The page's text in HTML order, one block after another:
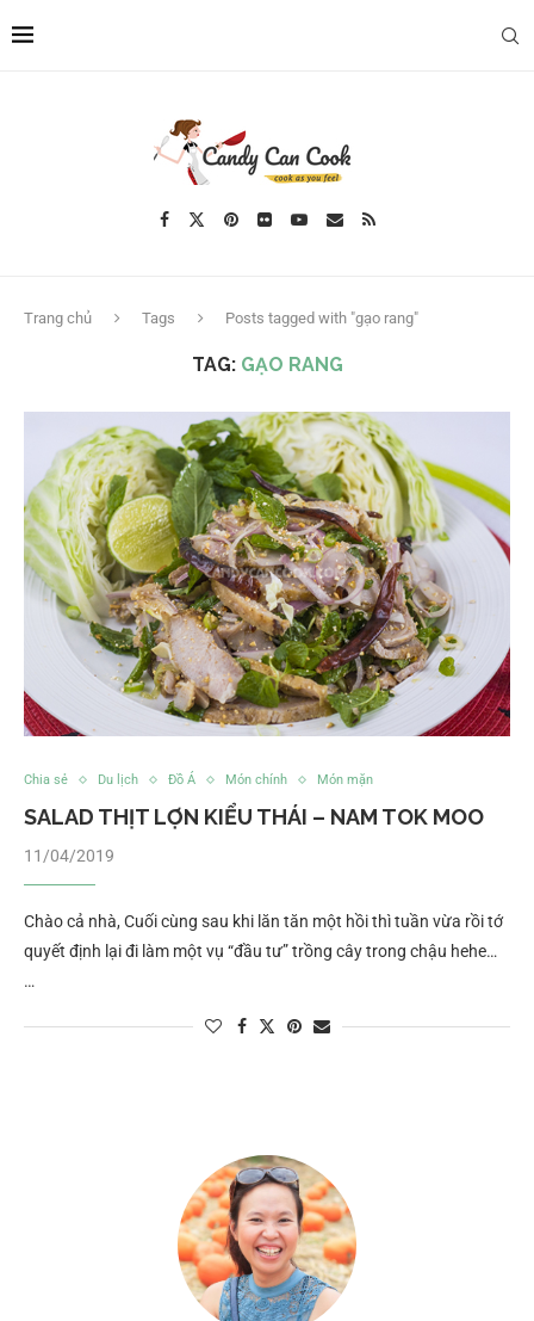
Trang chủ Tags Posts tagged with "gạo rang"
TAG: GẠO RANG
Chia sẻ Du lịch Đồ Á Món chính Món mặn
SALAD THỊT LỢN KIỂU THÁI – NAM TOK MOO
11/04/2019
Chào cả nhà, Cuối cùng sau khi lăn tăn một hồi thì tuần vừa rồi tớ
quyết định lại đi làm một vụ “đầu tư” trồng cây trong chậu hehe…
…